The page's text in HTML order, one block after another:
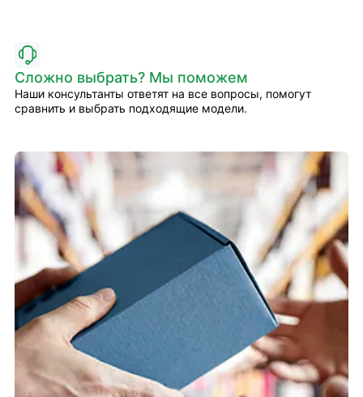
Сложно выбрать? Мы поможем
Наши консультанты ответят на все вопросы, помогут
сравнить и выбрать подходящие модели.